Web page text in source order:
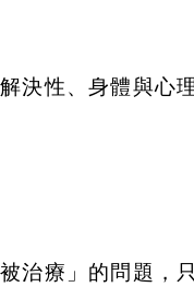
決性、身體與心
治療」的問題，